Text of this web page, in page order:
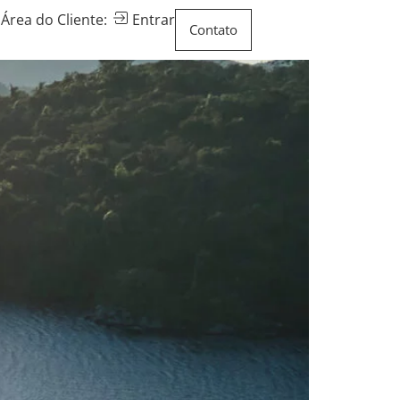
Área do Cliente: Entrar Contato